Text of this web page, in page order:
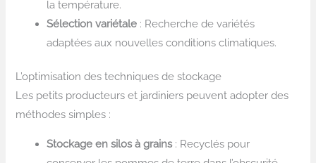
la température.
Sélection variétale : Recherche de variétés
adaptées aux nouvelles conditions climatiques.
L’optimisation des techniques de stockage
Les petits producteurs et jardiniers peuvent adopter des
méthodes simples :
Stockage en silos à grains: Recyclés pour